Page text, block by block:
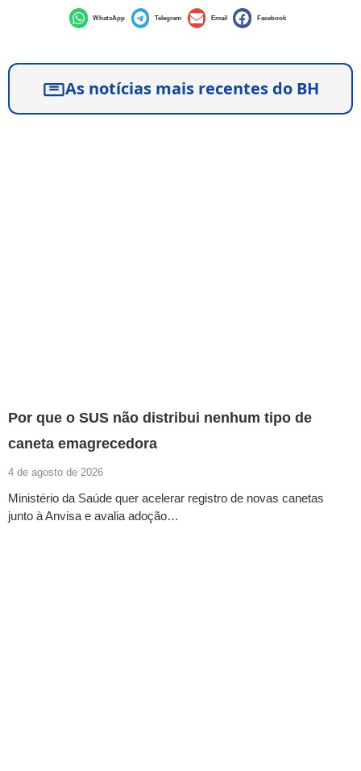
WhatsApp Telegram Email Facebook
As notícias mais recentes do BH
Por que o SUS não distribui nenhum tipo de
caneta emagrecedora
4 de agosto de 2026
Ministério da Saúde quer acelerar registro de novas canetas
junto à Anvisa e avalia adoção…